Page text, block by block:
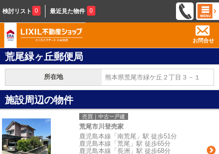
検討リスト 0 最近見た物件 0
お問合せ
荒尾緑ヶ丘郵便局
所在地 熊本県荒尾市緑ケ丘２丁目３－１
施設周辺の物件
売買｜中古一戸建
荒尾市川登売家
鹿児島本線「南荒尾」駅 徒歩51分
鹿児島本線「荒尾」駅 徒歩65分
鹿児島本線「長洲」駅 徒歩68分